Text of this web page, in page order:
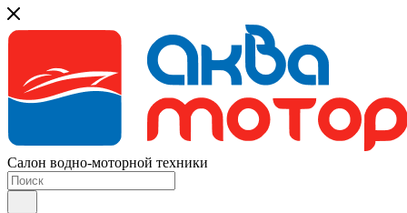
Салон водно-моторной техники